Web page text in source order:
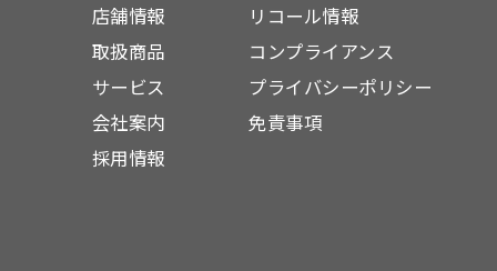
店舗情報
取扱商品
サービス
会社案内
採用情報
リコール情報
コンプライアンス
プライバシーポリシー
免責事項